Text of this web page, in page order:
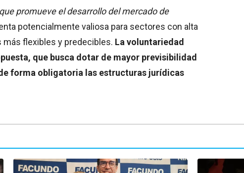
promueve el desarrollo del mercado de
potencialmente valiosa para sectores con alta
más flexibles y predecibles. La voluntariedad
que busca dotar de mayor previsibilidad
forma obligatoria las estructuras jurídicas